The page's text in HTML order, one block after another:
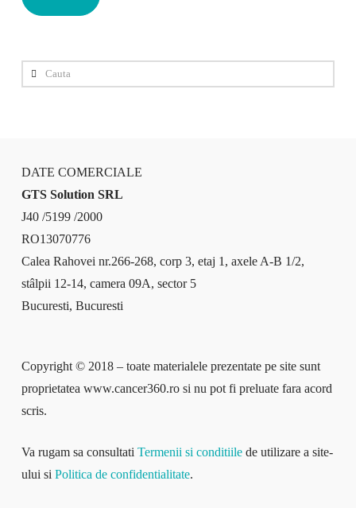
Cauta
DATE COMERCIALE
GTS Solution SRL
J40 /5199 /2000
RO13070776
Calea Rahovei nr.266-268, corp 3, etaj 1, axele A-B 1/2,
stâlpii 12-14, camera 09A, sector 5
Bucuresti, Bucuresti
Copyright © 2018 – toate materialele prezentate pe site sunt
proprietatea www.cancer360.ro si nu pot fi preluate fara acord
scris.
Va rugam sa consultati Termenii si conditiilede utilizare a site-
ului si Politica de confidentialitate.